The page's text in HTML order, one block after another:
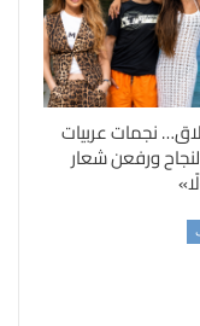
نجمات عربيات
ورفعن شعار